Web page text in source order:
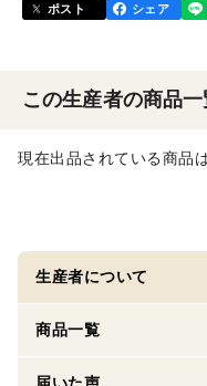
ポスト シェア
この生産者の商品一
現在出品されている商品
生産者について
商品一覧